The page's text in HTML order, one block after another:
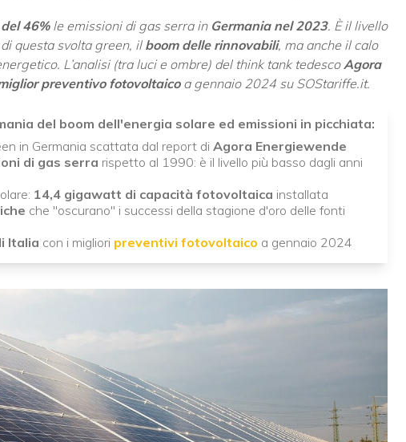
46%le emissioni di gas serra in Germania nel 2023. È il livello
questa svolta green, il boom delle rinnovabili, ma anche il calo
L’analisi (tra luci e ombre) del think tank tedescoAgora
preventivo fotovoltaicoa gennaio 2024 su SOStariffe.it.
del boom dell'energia solare ed emissioni in picchiata:
in Germania scattata dal report di Agora Energiewende
di gas serra rispetto al 1990: è il livello più basso dagli anni
14,4 gigawatt di capacità fotovoltaica installata
che "oscurano" i successi della stagione d'oro delle fonti
Italia con i migliori preventivi fotovoltaico a gennaio 2024